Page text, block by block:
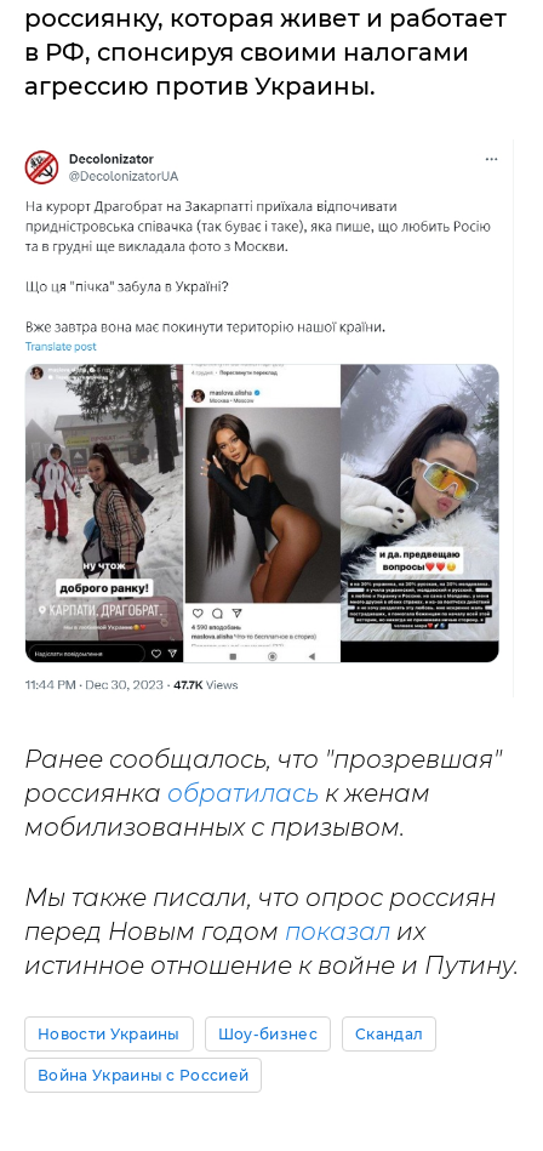
россиянку, которая живет и работает
в РФ, спонсируя своими налогами
агрессию против Украины.
Ранее сообщалось, что "прозревшая"
россиянка обратилась к женам
мобилизованных с призывом.
Мы также писали, что опрос россиян
перед Новым годом показал их
истинное отношение к войне и Путину.
Новости Украины Шоу-бизнес Скандал
Война Украины с Россией